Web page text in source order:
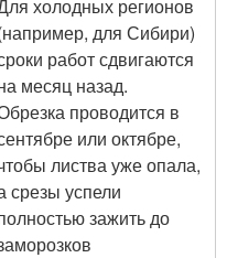
холодных регионов
для Сибири)
работ сдвигаются
месяц назад.
проводится в
или октябре,
листва уже опала,
срезы успели
зажить до